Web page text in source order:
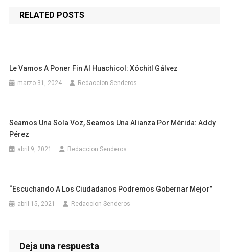
entradas
RELATED POSTS
Le Vamos A Poner Fin Al Huachicol: Xóchitl Gálvez
marzo 31, 2024 Redaccion Senderos
Seamos Una Sola Voz, Seamos Una Alianza Por Mérida: Addy
Pérez
abril 9, 2021 Redaccion Senderos
“Escuchando A Los Ciudadanos Podremos Gobernar Mejor”
abril 15, 2021 Redaccion Senderos
Deja una respuesta